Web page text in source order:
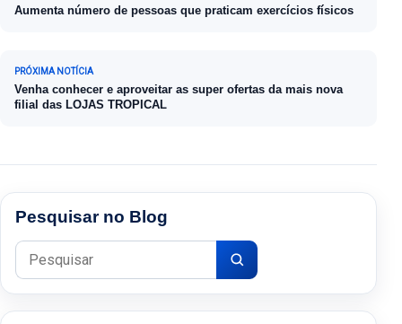
Aumenta número de pessoas que praticam exercícios físicos
PRÓXIMA NOTÍCIA
Venha conhecer e aproveitar as super ofertas da mais nova
filial das LOJAS TROPICAL
Pesquisar no Blog
Pesquisar por: